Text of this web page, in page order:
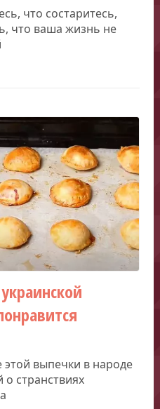
что состаритесь,
что ваша жизнь не
этой выпечки в народе
о странствиях